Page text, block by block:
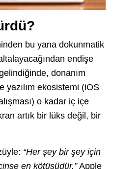
bu yana dokunmatik
endişe
donanım
yazılım ekosistemi (iOS
o kadar iç içe
artık bir lüks değil, bir
“Her şey bir şey için
en kötüsüdür.”Apple